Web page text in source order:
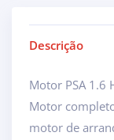
Descrição
Motor PSA 1.6
Motor
motor de